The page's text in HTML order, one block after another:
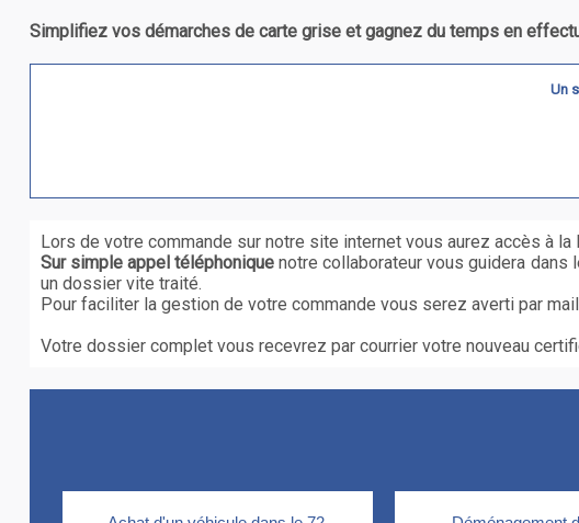
Simplifiez vos démarches de carte grise et gagnez du temps en
Un
Lors de votre commande sur notre site internet vous aurez accès à
Sur simple appel téléphonique notre collaborateur vous guidera
un dossier vite traité.
Pour faciliter la gestion de votre commande vous serez averti par
Votre dossier complet vous recevrez par courrier votre nouveau